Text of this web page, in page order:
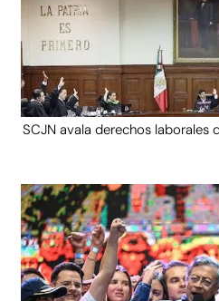
SCJN avala derechos laborales